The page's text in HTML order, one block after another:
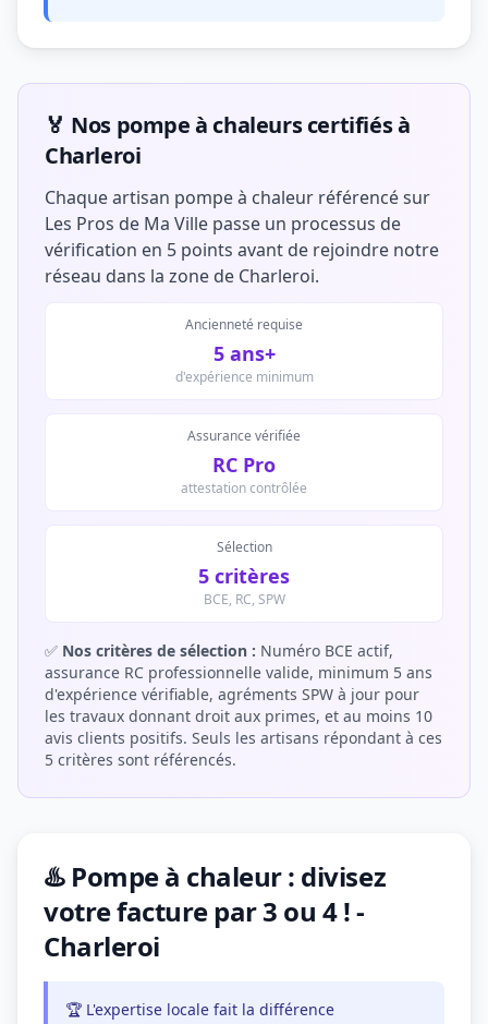
🏅 Nos pompe à chaleurs certifiés à
Charleroi
Chaque artisan pompe à chaleur référencé sur
Les Pros de Ma Ville passe un processus de
vérification en 5 points avant de rejoindre notre
réseau dans la zone de Charleroi.
Ancienneté requise
5 ans+
d'expérience minimum
Assurance vérifiée
RC Pro
attestation contrôlée
Sélection
5 critères
BCE, RC, SPW
✅ Nos critères de sélection : Numéro BCE actif,
assurance RC professionnelle valide, minimum 5 ans
d'expérience vérifiable, agréments SPW à jour pour
les travaux donnant droit aux primes, et au moins 10
avis clients positifs. Seuls les artisans répondant à ces
5 critères sont référencés.
♨️ Pompe à chaleur : divisez
votre facture par 3 ou 4 ! -
Charleroi
🏆 L'expertise locale fait la différence